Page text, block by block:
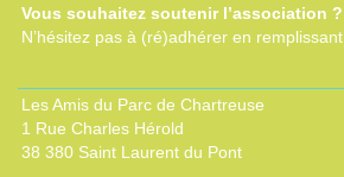
Vous souhaitez soutenir l’association ?
N’hésitez pas à (ré)adhérer en remplissant
Les Amis du Parc de Chartreuse
1 Rue Charles Hérold
38 380 Saint Laurent du Pont